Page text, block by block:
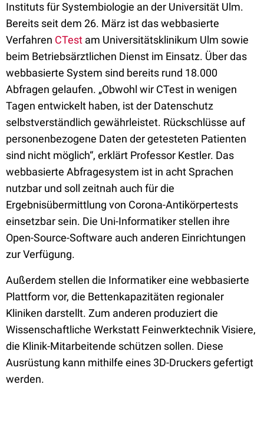
Instituts für Systembiologie an der Universität Ulm.
Bereits seit dem 26. März ist das webbasierte
Verfahren CTest am Universitätsklinikum Ulm sowie
beim Betriebsärztlichen Dienst im Einsatz. Über das
webbasierte System sind bereits rund 18.000
Abfragen gelaufen. „Obwohl wir CTest in wenigen
Tagen entwickelt haben, ist der Datenschutz
selbstverständlich gewährleistet. Rückschlüsse auf
personenbezogene Daten der getesteten Patienten
sind nicht möglich“, erklärt Professor Kestler. Das
webbasierte Abfragesystem ist in acht Sprachen
nutzbar und soll zeitnah auch für die
Ergebnisübermittlung von Corona-Antikörpertests
einsetzbar sein. Die Uni-Informatiker stellen ihre
Open-Source-Software auch anderen Einrichtungen
zur Verfügung.
Außerdem stellen die Informatiker eine webbasierte
Plattform vor, die Bettenkapazitäten regionaler
Kliniken darstellt. Zum anderen produziert die
Wissenschaftliche Werkstatt Feinwerktechnik Visiere,
die Klinik-Mitarbeitende schützen sollen. Diese
Ausrüstung kann mithilfe eines 3D-Druckers gefertigt
werden.